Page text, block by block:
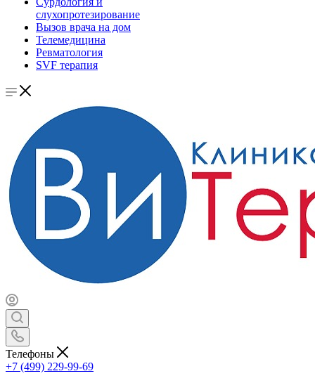
слухопротезирование
Вызов врача на дом
Телемедицина
Ревматология
SVF терапия
Телефоны
+7 (499) 229-99-69